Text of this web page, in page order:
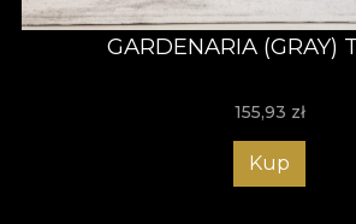
GARDENARIA (GRAY)
155,93 zł
Kup